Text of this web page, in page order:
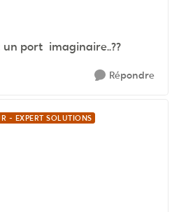
port imaginaire..??
Répondre
- EXPERT SOLUTIONS